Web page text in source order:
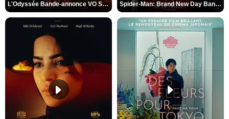
L'Odyssée Bande-annonce VO STFR Spider-Man: Brand New Day Bande-annonce VO STFR